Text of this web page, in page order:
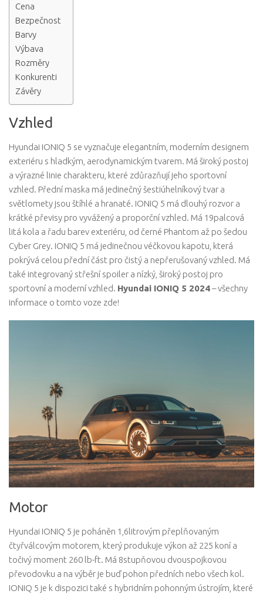
Cena
Bezpečnost
Barvy
Výbava
Rozměry
Konkurenti
Závěry
Vzhled
Hyundai IONIQ 5 se vyznačuje elegantním, moderním designem
exteriéru s hladkým, aerodynamickým tvarem. Má široký postoj
a výrazné linie charakteru, které zdůrazňují jeho sportovní
vzhled. Přední maska ​​má jedinečný šestiúhelníkový tvar a
světlomety jsou štíhlé a hranaté. IONIQ 5 má dlouhý rozvor a
krátké převisy pro vyvážený a proporční vzhled. Má 19palcová
litá kola a řadu barev exteriéru, od černé Phantom až po šedou
Cyber ​​Grey. IONIQ 5 má jedinečnou véčkovou kapotu, která
pokrývá celou přední část pro čistý a nepřerušovaný vzhled. Má
také integrovaný střešní spoiler a nízký, široký postoj pro
sportovní a moderní vzhled. Hyundai IONIQ 5 2024– všechny
informace o tomto voze zde!
Motor
Hyundai IONIQ 5 je poháněn 1,6litrovým přeplňovaným
čtyřválcovým motorem, který produkuje výkon až 225 koní a
točivý moment 260 lb-ft. Má 8stupňovou dvouspojkovou
převodovku a na výběr je buď pohon předních nebo všech kol.
IONIQ 5 je k dispozici také s hybridním pohonným ústrojím, které